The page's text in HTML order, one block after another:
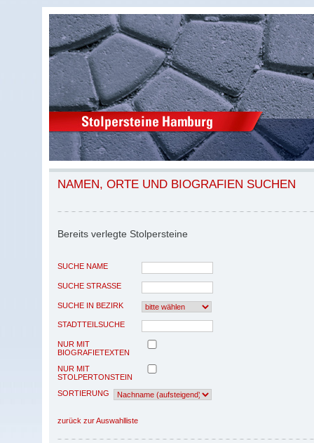
NAMEN, ORTE UND BIOGRAFIEN SUCHEN
Bereits verlegte Stolpersteine
SUCHE NAME
SUCHE STRASSE
SUCHE IN BEZIRK
STADTTEILSUCHE
NUR MIT
BIOGRAFIETEXTEN
NUR MIT
STOLPERTONSTEIN
SORTIERUNG
zurück zur Auswahlliste